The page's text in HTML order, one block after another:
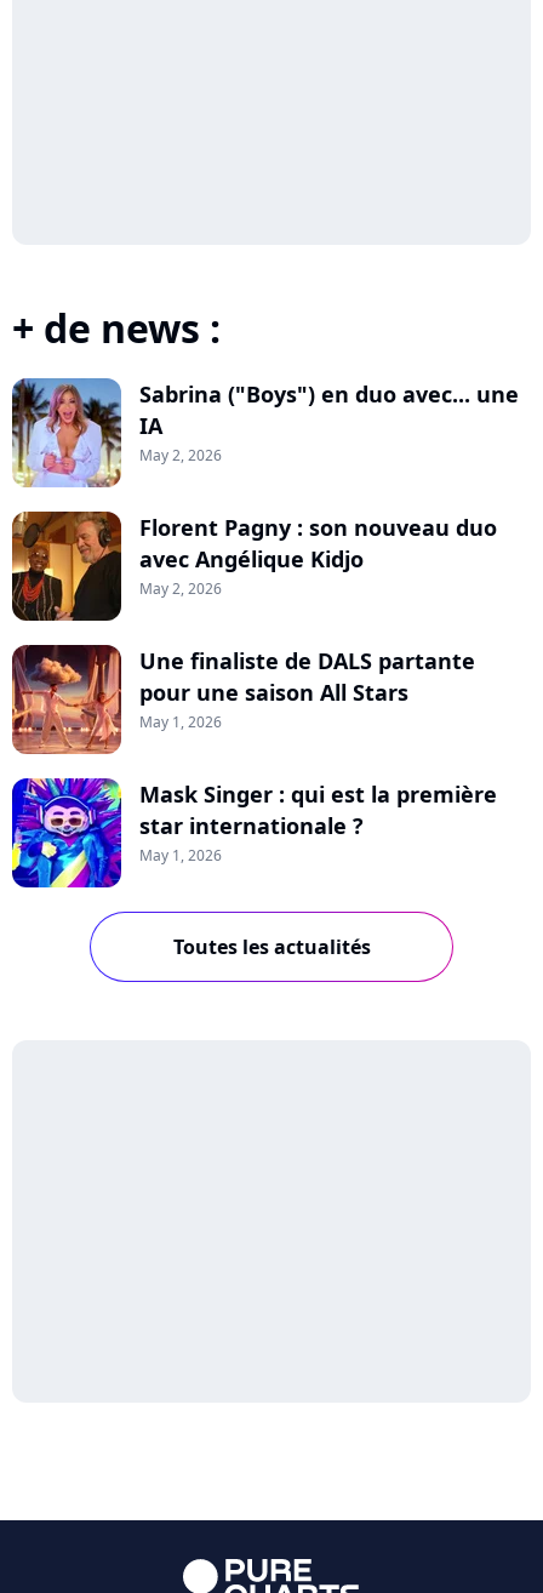
+ de news :
Sabrina ("Boys") en duo avec... une
IA
May 2, 2026
Florent Pagny : son nouveau duo
avec Angélique Kidjo
May 2, 2026
Une finaliste de DALS partante
pour une saison All Stars
May 1, 2026
Mask Singer : qui est la première
star internationale ?
May 1, 2026
Toutes les actualités